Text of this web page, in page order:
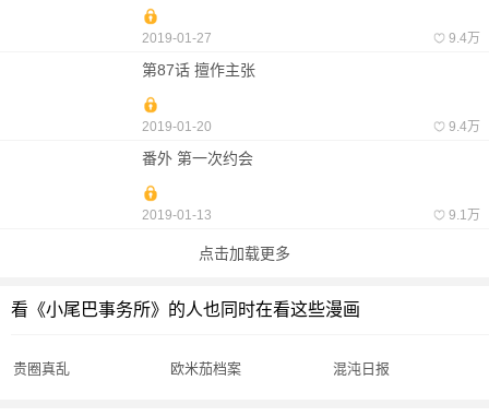
2019-01-27 9.4万
第87话 擅作主张
2019-01-20 9.4万
番外 第一次约会
2019-01-13 9.1万
点击加载更多
看《小尾巴事务所》的人也同时在看这些漫画
贵圈真乱 欧米茄档案 混沌日报